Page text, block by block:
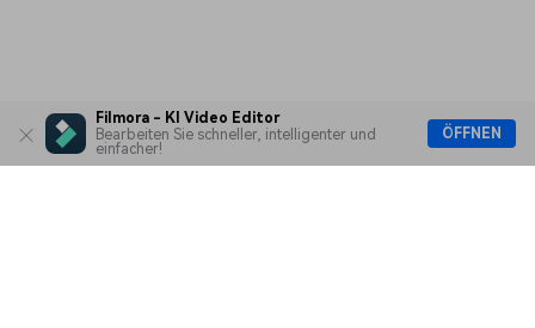
Filmora - KI Video Editor
Bearbeiten Sie schneller, intelligenter und
einfacher!
ÖFFNEN